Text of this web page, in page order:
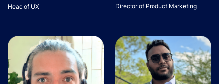
Head of UX Director of Product Marketing